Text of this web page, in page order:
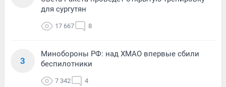
для сургутян
17 667 8
3
Минобороны РФ: над ХМАО впервые сбили
беспилотники
7 342 4